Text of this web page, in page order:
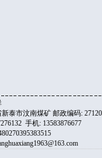
泰市汶南煤矿 邮政编码:
手机: 13583876677